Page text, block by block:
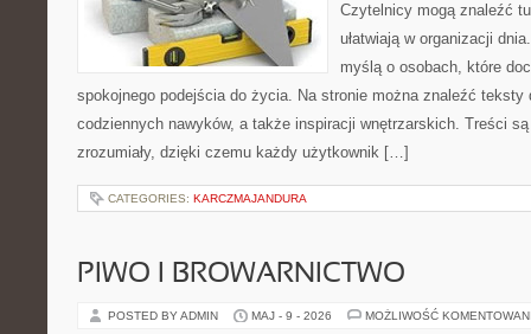
Czytelnicy mogą znaleźć
ułatwiają w organizacji
myślą o osobach, które
spokojnego podejścia do życia. Na stronie można znaleźć
codziennych nawyków, a także inspiracji wnętrzarskich. Treści
zrozumiały, dzięki czemu każdy użytkownik […]
CATEGORIES: KARCZMAJANDURA
PIWO I BROWARNICTWO
POSTED BY ADMIN MAJ - 9 - 2026 MOŻLIWOŚĆ